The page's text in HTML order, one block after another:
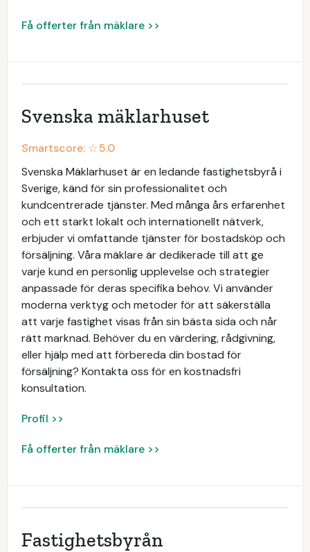
Få offerter från mäklare >>
Svenska mäklarhuset
Smartscore: ☆5.0
Svenska Mäklarhuset är en ledande fastighetsbyrå i
Sverige, känd för sin professionalitet och
kundcentrerade tjänster. Med många års erfarenhet
och ett starkt lokalt och internationellt nätverk,
erbjuder vi omfattande tjänster för bostadsköp och
försäljning. Våra mäklare är dedikerade till att ge
varje kund en personlig upplevelse och strategier
anpassade för deras specifika behov. Vi använder
moderna verktyg och metoder för att säkerställa
att varje fastighet visas från sin bästa sida och når
rätt marknad. Behöver du en värdering, rådgivning,
eller hjälp med att förbereda din bostad för
försäljning? Kontakta oss för en kostnadsfri
konsultation.
Profil >>
Få offerter från mäklare >>
Fastighetsbyrån